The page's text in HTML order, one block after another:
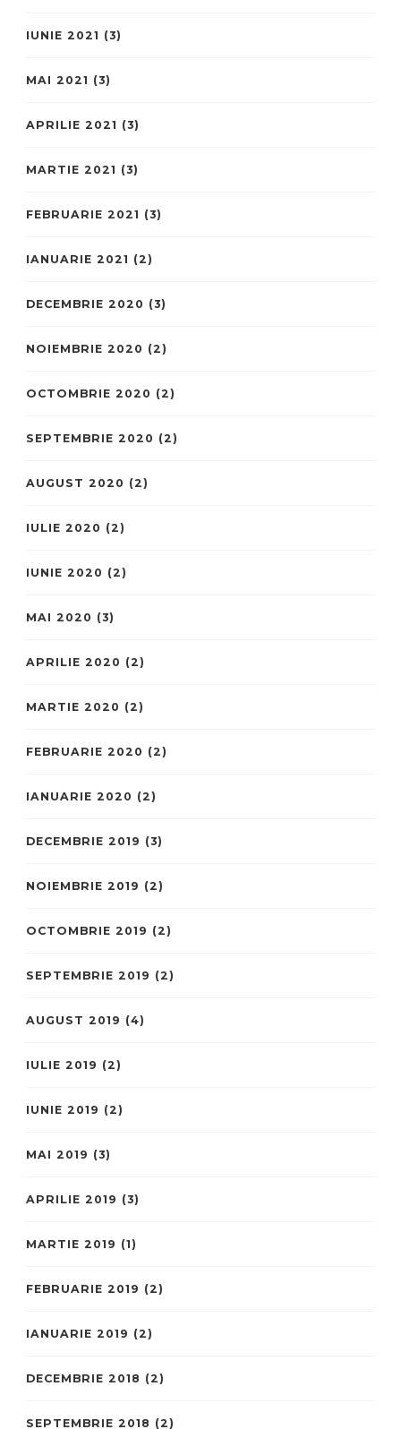
IUNIE 2021 (3)
MAI 2021 (3)
APRILIE 2021 (3)
MARTIE 2021 (3)
FEBRUARIE 2021 (3)
IANUARIE 2021 (2)
DECEMBRIE 2020 (3)
NOIEMBRIE 2020 (2)
OCTOMBRIE 2020 (2)
SEPTEMBRIE 2020 (2)
AUGUST 2020 (2)
IULIE 2020 (2)
IUNIE 2020 (2)
MAI 2020 (3)
APRILIE 2020 (2)
MARTIE 2020 (2)
FEBRUARIE 2020 (2)
IANUARIE 2020 (2)
DECEMBRIE 2019 (3)
NOIEMBRIE 2019 (2)
OCTOMBRIE 2019 (2)
SEPTEMBRIE 2019 (2)
AUGUST 2019 (4)
IULIE 2019 (2)
IUNIE 2019 (2)
MAI 2019 (3)
APRILIE 2019 (3)
MARTIE 2019 (1)
FEBRUARIE 2019 (2)
IANUARIE 2019 (2)
DECEMBRIE 2018 (2)
SEPTEMBRIE 2018 (2)